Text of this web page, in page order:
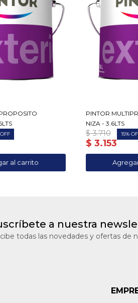
PINTOR
NIZA - 3.6LTS
$ 3.153
$ 3.710 15
a nuestra
todas las novedades y ofertas de